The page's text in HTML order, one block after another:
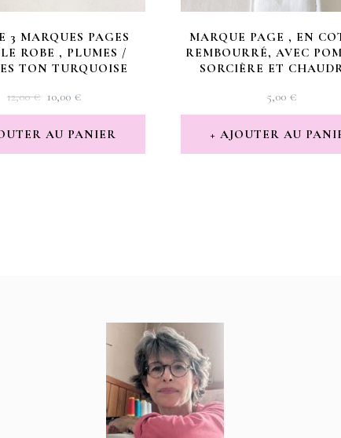
3 MARQUES PAGES
ROBE , PLUMES /
TON TURQUOISE
12,00€ LE
PRIX
INITIAL
10,00 €LE
PRIX
ACTUEL
AU PANIER
MARQUE PAGE , EN
REMBOURRÉ, AVEC
SORCIÈRE ET
5,00 €
AJOUTER AU